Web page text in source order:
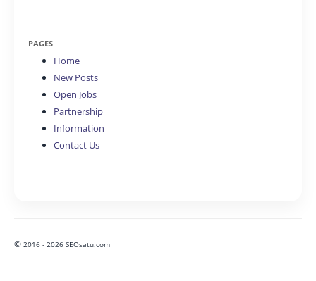
PAGES
Home
New Posts
Open Jobs
Partnership
Information
Contact Us
© 2016 - 2026 SEOsatu.com